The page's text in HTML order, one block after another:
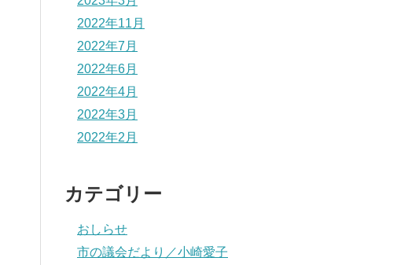
2022年11月
2022年7月
2022年6月
2022年4月
2022年3月
2022年2月
カテゴリー
おしらせ
市の議会だより／小崎愛子